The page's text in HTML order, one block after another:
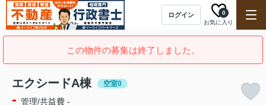
ログイン
お気に入り
0
この物件の募集は終了しました。
エクシードA棟 空室0
- 管理/共益費 -